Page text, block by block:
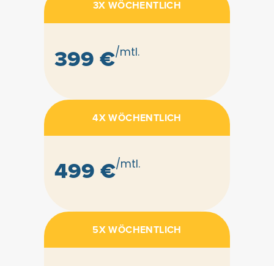
3X WÖCHENTLICH
399 €/mtl.
4X WÖCHENTLICH
499 €/mtl.
5X WÖCHENTLICH